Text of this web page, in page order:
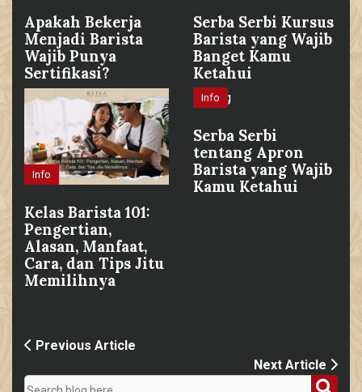
Apakah Bekerja
Menjadi Barista
Wajib Punya
Sertifikasi?
Serba Serbi Kursus
Barista yang Wajib
Banget Kamu
Ketahui
Info
Kelas Barista 101:
Pengertian,
Alasan, Manfaat,
Cara, dan Tips Jitu
Memilihnya
Info
Serba Serbi
tentang Apron
Barista yang Wajib
Kamu Ketahui
Previous Article
Next Article